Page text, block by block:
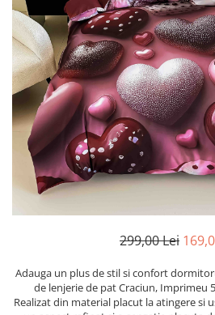
Cearceaf cu elastic
Cearceaf normal
Lenjerii De Pat Creponate
Lenjerii De Pat Bumbac Poplin 2
Persoane
Lenjerii De Pat Bumbac Poplin,
Matlasate, 2 Persoane
Lenjerii De Pat Bumbac Satinat 2
Persoane
Lenjerii De Pat Volanase
Lenjerii De Pat Jacquard
Lenjerii De Pat Catifea
299,00 Lei
Adauga un plus de stil si confort
de lenjerie de pat Craciun, Imprimeu
Realizat din material placut la atingere si